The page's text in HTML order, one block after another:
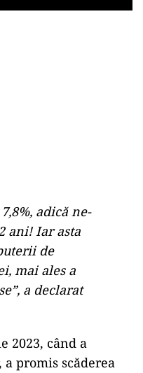
adică ne-
ani! Iar asta
de
mai ales a
a declarat
2023, când a
promis scăderea